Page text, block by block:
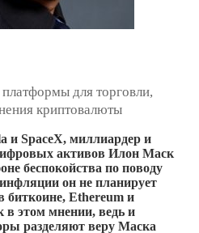
для торговли,
криптовалюты
и SpaceX, миллиардер и
активов Илон Маск
беспокойства по поводу
он не планирует
биткоине, Ethereum и
в этом мнении, ведь и
разделяют веру Маска